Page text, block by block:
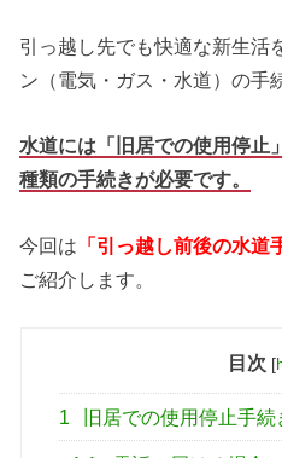
引っ越し先でも快適な新生活
ン（電気・ガス・水道）の手
水道には「旧居での使用停止
種類の手続きが必要です。
今回は 「引っ越し前後の水道
ご紹介します。
目次 [
1 旧居での使用停止手